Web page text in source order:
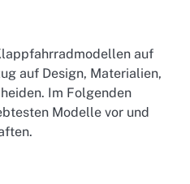
auf
auf Design, Materialien,
Im Folgenden
Modelle vor und